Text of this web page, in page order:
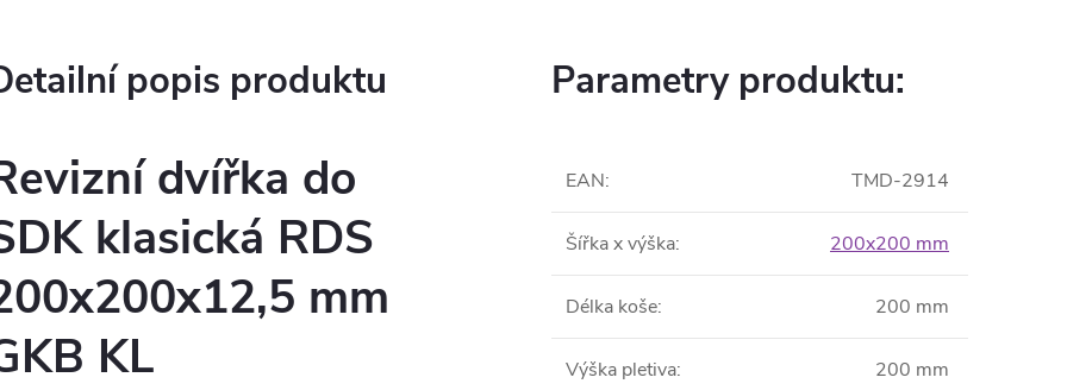
popis produktu
dvířka do
klasická RDS
mm
KL
Parametry produktu:
EAN: TMD-2914
Šířka x výška: 200x200 mm
Délka koše: 200 mm
Výška pletiva: 200 mm